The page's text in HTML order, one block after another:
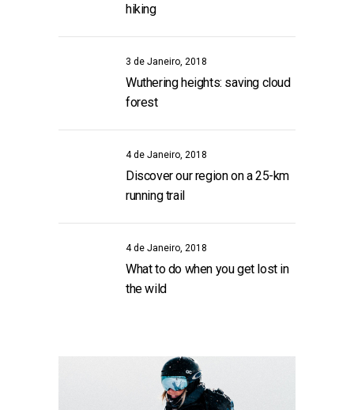
hiking
3 de Janeiro, 2018
Wuthering heights: saving cloud
forest
4 de Janeiro, 2018
Discover our region on a 25-km
running trail
4 de Janeiro, 2018
What to do when you get lost in
the wild